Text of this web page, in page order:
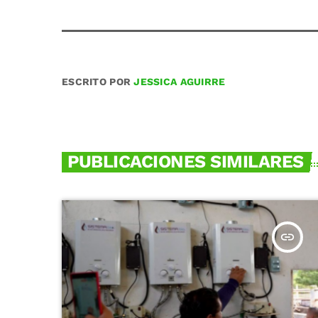
ESCRITO PORJESSICA AGUIRRE
PUBLICACIONES SIMILARES
insert_link